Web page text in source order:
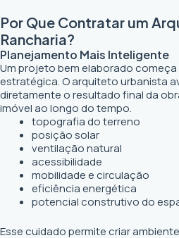
Por Que Contratar um
Rancharia?
Planejamento Mais Inteligente
Um projeto bem elaborado
estratégica. O arquiteto urbanista
diretamente o resultado final da
imóvel ao longo do tempo.
topografia do terreno
posição solar
ventilação natural
acessibilidade
mobilidade e circulação
eficiência energética
potencial construtivo do
Esse cuidado permite criar